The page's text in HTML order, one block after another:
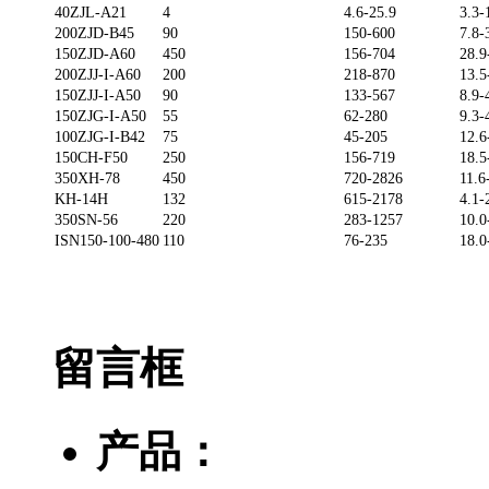
40ZJL-A21 4 4.6-25.9
3.3-
200ZJD-B45
90 150-600
7.8-
150ZJD-A60
450 156-704
200ZJJ-I-A60
200 218-870
150ZJJ-I-A50
90 133-567
8.9-
150ZJG-I-A50
55 62-280
9.3-
100ZJG-I-B42
75 45-205
150CH-F50
250 156-719
350XH-78
450 720-2826
KH-14H
132 615-2178
4.1-
350SN-56
220 283-1257
ISN150-100-480 110 76-235
留言框
产品：